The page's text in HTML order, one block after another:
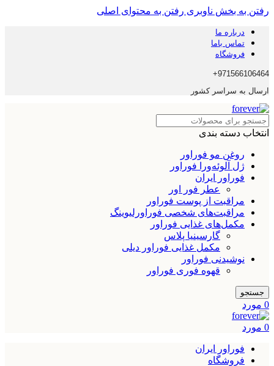
رفتن به بخش ناوبری رفتن به محتوای اصلی
درباره ما
تماس باما
فروشگاه
971566106464+
ارسال به سراسر کشور
انتخاب دسته بندی
روغن مو فوراور
ژل آلوئه‌ورا فوراور
فوراور ایران
عطر فور اور
مراقبت از پوست فوراور
مراقبت‌های شخصی فوراورلیوینگ
مکمل‌های غذایی فوراور
گارسینیا پلاس
مکمل غذایی فوراور دیلی
نوشیدنی فوراور
قهوه فوری فوراور
جستجو
0 مورد
0 مورد
فوراور ایران
فروشگاه